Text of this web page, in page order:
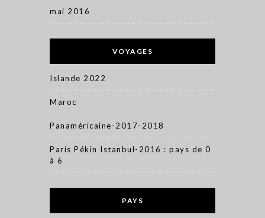
mai 2016
VOYAGES
Islande 2022
Maroc
Panaméricaine-2017-2018
Paris Pékin Istanbul-2016 : pays de 0
à 6
PAYS